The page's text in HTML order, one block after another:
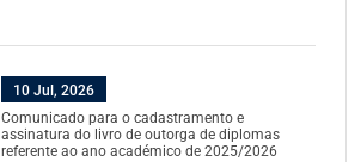
10 Jul, 2026
Comunicado para o cadastramento e
assinatura do livro de outorga de diplomas
referente ao ano académico de 2025/2026